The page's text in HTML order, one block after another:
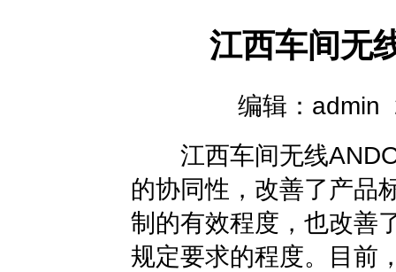
江西车间无
编辑：admin
江西车间无线
的协同性，改善了产品
制的有效程度，也改善
规定要求的程度。目前